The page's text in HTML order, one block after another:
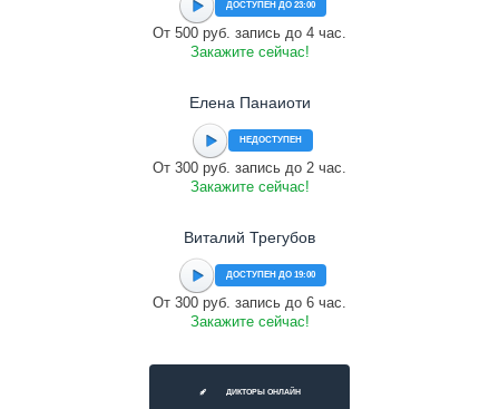
ДОСТУПЕН ДО 23:00
От 500 руб. запись до 4 час.
Закажите сейчас!
Елена Панаиоти
НЕДОСТУПЕН
От 300 руб. запись до 2 час.
Закажите сейчас!
Виталий Трегубов
ДОСТУПЕН ДО 19:00
От 300 руб. запись до 6 час.
Закажите сейчас!
ДИКТОРЫ ОНЛАЙН